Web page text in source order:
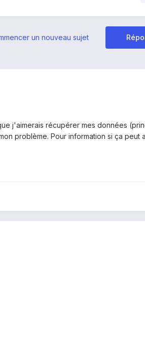
un nouveau sujet
j'aimerais récupérer mes données
problème. Pour information si ça peut